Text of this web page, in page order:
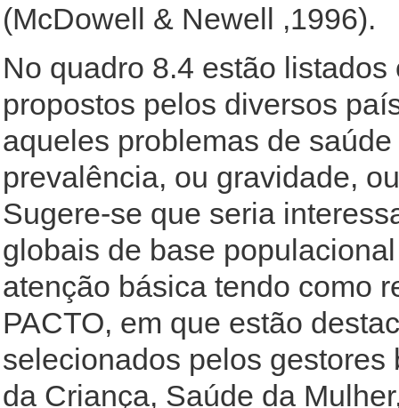
(McDowell & Newell ,1996).
No quadro 8.4 estão
propostos pelos diversos
aqueles problemas de
prevalência, ou gravidade,
Sugere-se que seria
globais de base
atenção básica tendo como
PACTO, em que estão
selecionados pelos
da Criança, Saúde da